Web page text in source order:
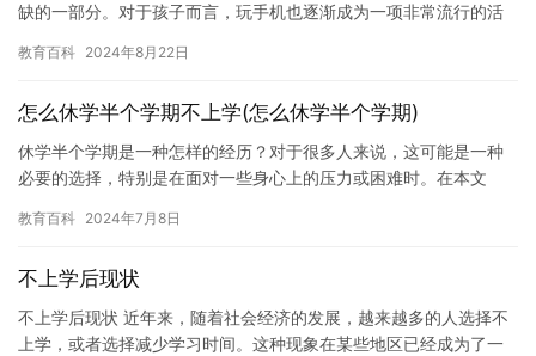
缺的一部分。对于孩子而言，玩手机也逐渐成为一项非常流行的活
注的…
教育百科 2024年8月22日
怎么休学半个学期不上学(怎么休学半个学期)
休学半个学期是一种怎样的经历？对于很多人来说，这可能是一种
必要的选择，特别是在面对一些身心上的压力或困难时。在本文
助自己更…
教育百科 2024年7月8日
不上学后现状
不上学后现状 近年来，随着社会经济的发展，越来越多的人选择不
上学，或者选择减少学习时间。这种现象在某些地区已经成为了一